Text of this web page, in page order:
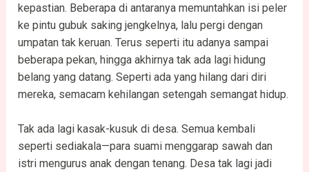
kepastian. Beberapa di antaranya memuntahkan isi peler
ke pintu gubuk saking jengkelnya, lalu pergi dengan
umpatan tak keruan. Terus seperti itu adanya sampai
beberapa pekan, hingga akhirnya tak ada lagi hidung
belang yang datang. Seperti ada yang hilang dari diri
mereka, semacam kehilangan setengah semangat hidup.
Tak ada lagi kasak-kusuk di desa. Semua kembali
seperti sediakala—para suami menggarap sawah dan
istri mengurus anak dengan tenang. Desa tak lagi jadi